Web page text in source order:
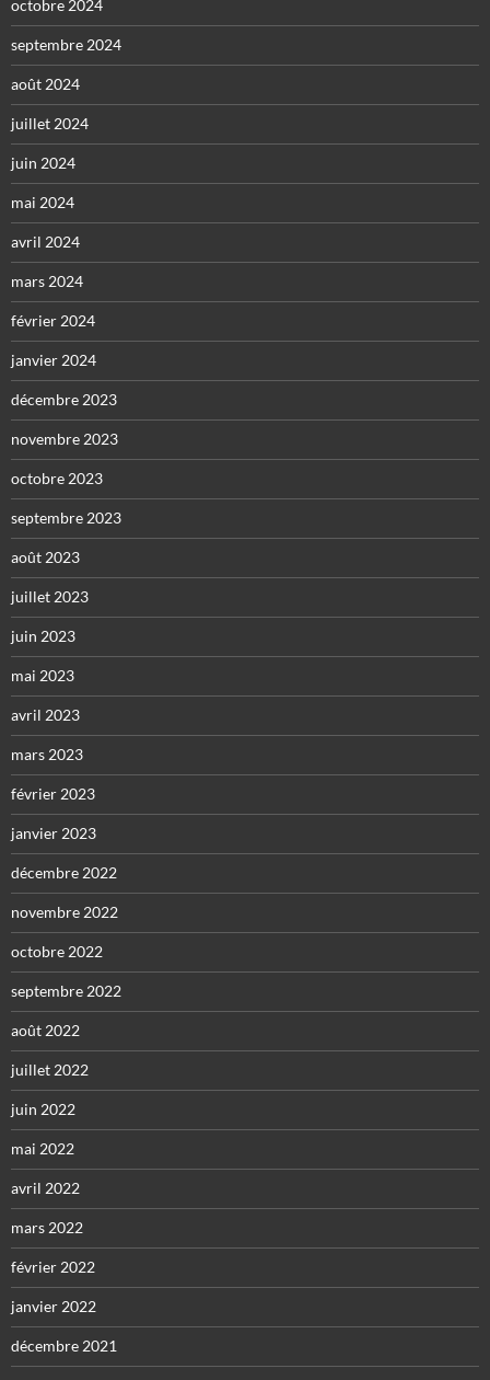
octobre 2024
septembre 2024
août 2024
juillet 2024
juin 2024
mai 2024
avril 2024
mars 2024
février 2024
janvier 2024
décembre 2023
novembre 2023
octobre 2023
septembre 2023
août 2023
juillet 2023
juin 2023
mai 2023
avril 2023
mars 2023
février 2023
janvier 2023
décembre 2022
novembre 2022
octobre 2022
septembre 2022
août 2022
juillet 2022
juin 2022
mai 2022
avril 2022
mars 2022
février 2022
janvier 2022
décembre 2021